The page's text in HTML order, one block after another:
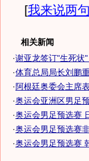
[我来说两句
相关新闻
·谢亚龙签订"生死状"
·体育总局局长刘鹏
· 阿根廷奥委会主席
·奥运会亚洲区男足
·奥运会男足预选赛
·奥运会男足预选赛
·奥运会男足预选赛